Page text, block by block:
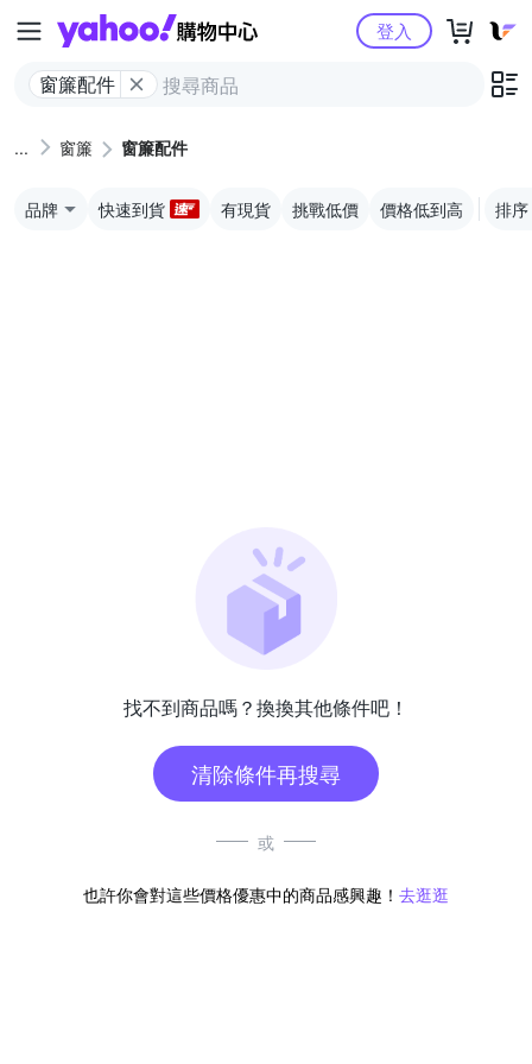
Yahoo購物中心
窗簾配件
登入
窗簾 窗簾配件
品牌 快速到貨 有現貨 挑戰低價 價格低到高 排序
找不到商品嗎？換換其他條件吧！
清除條件再搜尋
或
也許你會對這些價格優惠中的商品感興趣！ 去逛逛